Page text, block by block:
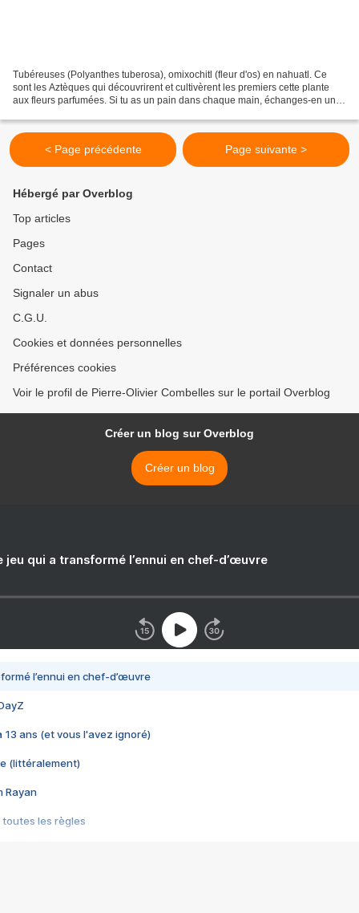
Tubéreuses (Polyanthes tuberosa), omixochitl (fleur d'os) en nahuatl. Ce
sont les Aztèques qui découvrirent et cultivèrent les premiers cette plante
aux fleurs parfumées. Si tu as un pain dans chaque main, échanges-en un
< Page précédente Page suivante >
Hébergé par Overblog
Top articles
Pages
Contact
Signaler un abus
C.G.U.
Cookies et données personnelles
Préférences cookies
Voir le profil de Pierre-Olivier Combelles sur le portail Overblog
Créer un blog sur Overblog
Créer un blog
jeu qui a transformé l’ennui en chef-d’œuvre
l’ennui en chef-d’œuvre
13 ans (et vous l'avez ignoré)
(littéralement)
Rayan
toutes les règles